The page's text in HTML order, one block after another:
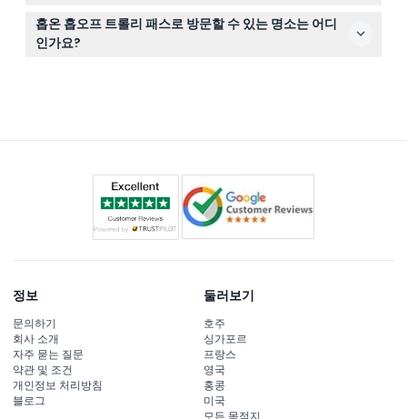
보스턴 홉온 홉오프 트롤리 티켓은 환불 불가하며 취소할
수 없습니다. 예약한 날짜와 시간에 티켓을 꼭 사용하세요.
홉온 홉오프 트롤리 패스로 방문할 수 있는 명소는 어디
인가요?
험할 수 있습니다.
정보
문의하기
회사 소개
자주 묻는 질문
약관 및 조건
개인정보 처리방침
블로그
둘러보기
호주
싱가포르
프랑스
영국
홍콩
미국
모든 목적지